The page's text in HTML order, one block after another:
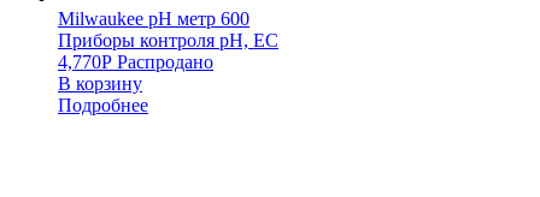
Milwaukee pH метр 600
Приборы контроля pH, EC
4,770Р Распродано
В корзину
Подробнее